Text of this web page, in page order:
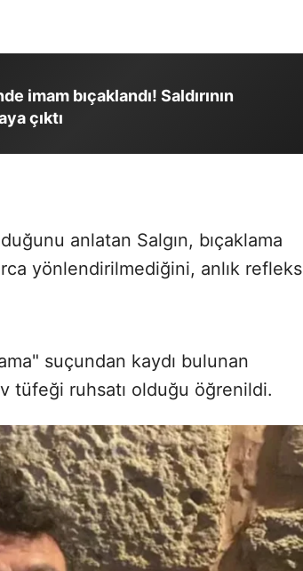
imam bıçaklandı! Saldırının
çıktı
anlatan Salgın, bıçaklama
yönlendirilmediğini, anlık refleks
suçundan kaydı bulunan
tüfeği ruhsatı olduğu öğrenildi.